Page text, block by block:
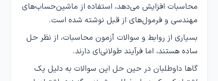
محاسبات افزایش می‌دهد، استفاده از ماشین‌حساب‌های
مهندسی و فرمول‌های از قبل نوشته شده است.
بسیاری از روابط و سوالات آزمون محاسبات، از نظر حل
ساده هستند، اما فرآیند طولانی‌ای دارند.
گاها داوطلبان در حین حل این سوالات به دلیل یک